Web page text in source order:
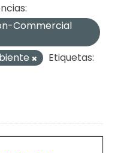
Commercial
Etiquetas: